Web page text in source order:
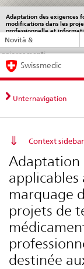
Navigazione
diretta:
novità,
aspetti
contatto
Novità &
Adaptation des exigences
modifications dans les
professionnelle et
Service
navigation
Navigation
Swissmedic
Unternavigation
Context sidebar
Adaptation
marquage
projets de
destinée